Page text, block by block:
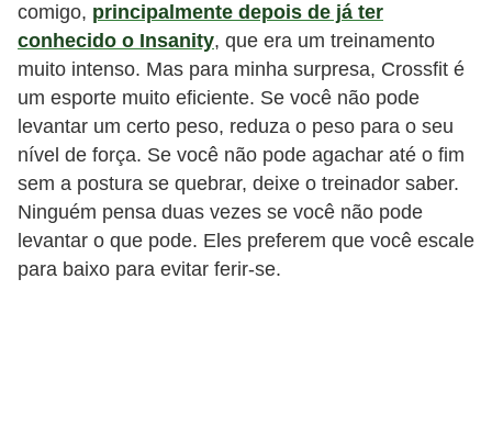
comigo, principalmente depois de já ter
conhecido o Insanity, que era um treinamento
muito intenso. Mas para minha surpresa, Crossfit é
um esporte muito eficiente. Se você não pode
levantar um certo peso, reduza o peso para o seu
nível de força. Se você não pode agachar até o fim
sem a postura se quebrar, deixe o treinador saber.
Ninguém pensa duas vezes se você não pode
levantar o que pode. Eles preferem que você escale
para baixo para evitar ferir-se.